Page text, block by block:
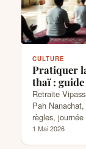
CULTURE
Pratiquer
thaï :
Retraite
Pah
règles,
1 Mai 2026